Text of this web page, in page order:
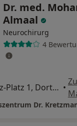
Dr. med.
Almaal
Neurochirurg
4
Heinrich-Schmitz-Platz 1, Dortmund •
Dr.